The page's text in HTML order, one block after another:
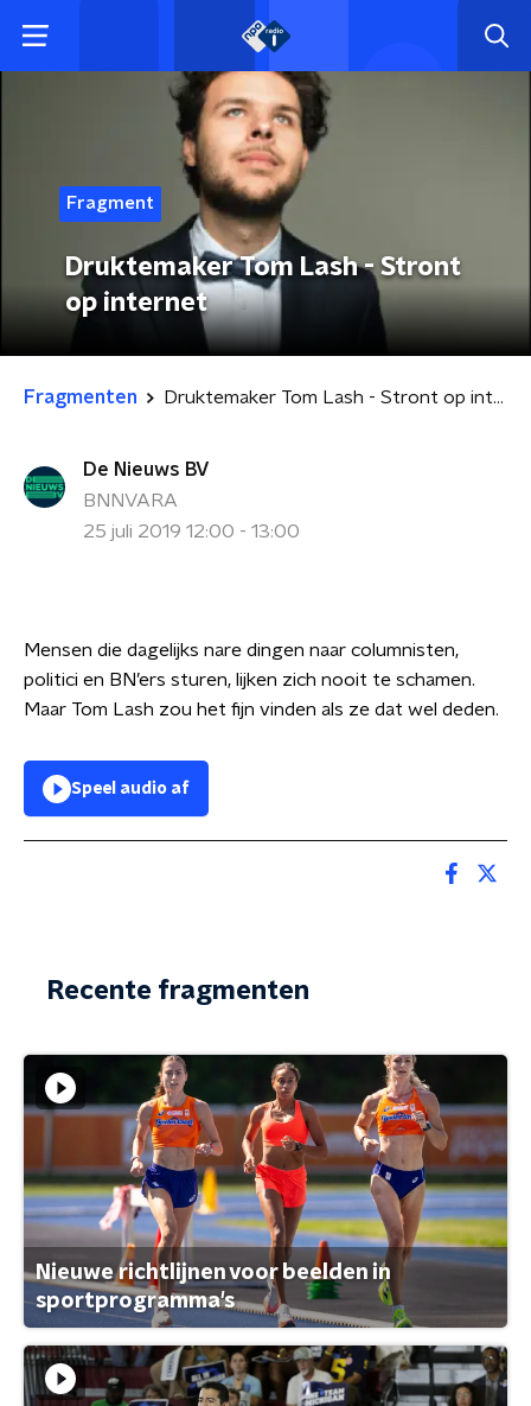
Fragment
Druktemaker Tom Lash - Stront
op internet
Fragmenten Druktemaker Tom Lash - Stront op internet
De Nieuws BV
BNNVARA
25 juli 2019 12:00 - 13:00
Mensen die dagelijks nare dingen naar columnisten,
politici en BN’ers sturen, lijken zich nooit te schamen.
Maar Tom Lash zou het fijn vinden als ze dat wel deden.
Speel audio af
Recente fragmenten
Nieuwe richtlijnen voor beelden in
sportprogramma's